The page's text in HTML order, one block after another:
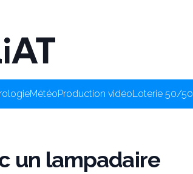
MétéoProduction vidéoLoterie 50/50
un lampadaire